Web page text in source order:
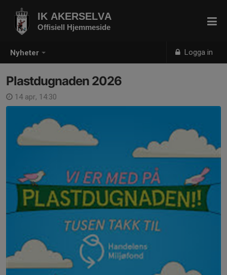
Nyheter Logga in
IK AKERSELVA
Offisiell Hjemmeside
Plastdugnaden 2026
14 apr, 14:30